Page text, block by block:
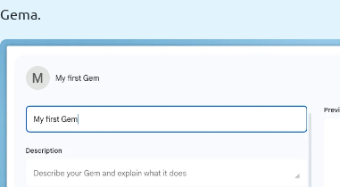
Gema.